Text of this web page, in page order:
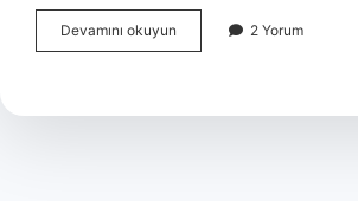
Devamını okuyun Dünyanın
En
Hangisi
2 Yorum